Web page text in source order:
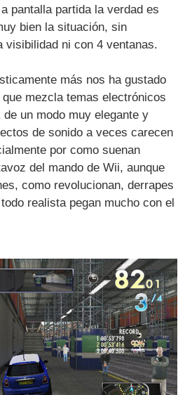
pantalla partida la verdad es
bien la situación, sin
visibilidad ni con 4 ventanas.
más nos ha gustado
mezcla temas electrónicos
un modo muy elegante y
de sonido a veces carecen
por como suenan
del mando de Wii, aunque
como revolucionan, derrapes
realista pegan mucho con el